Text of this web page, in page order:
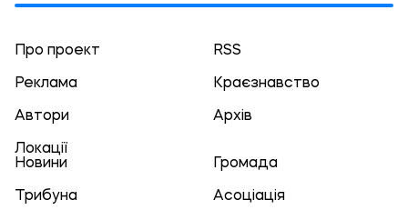
Про проект RSS
Реклама Краєзнавство
Автори Архів
Локації
Новини
Громада
Трибуна Асоціація